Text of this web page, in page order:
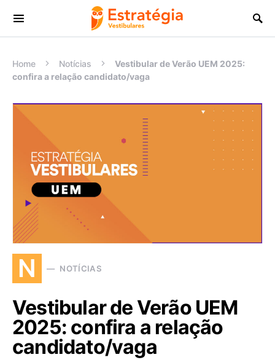
Procurar:
Home Notícias
Vestibular de Verão UEM 2025:
confira a relação candidato/vaga
N NOTÍCIAS
Vestibular de Verão UEM
2025: confira a relação
candidato/vaga